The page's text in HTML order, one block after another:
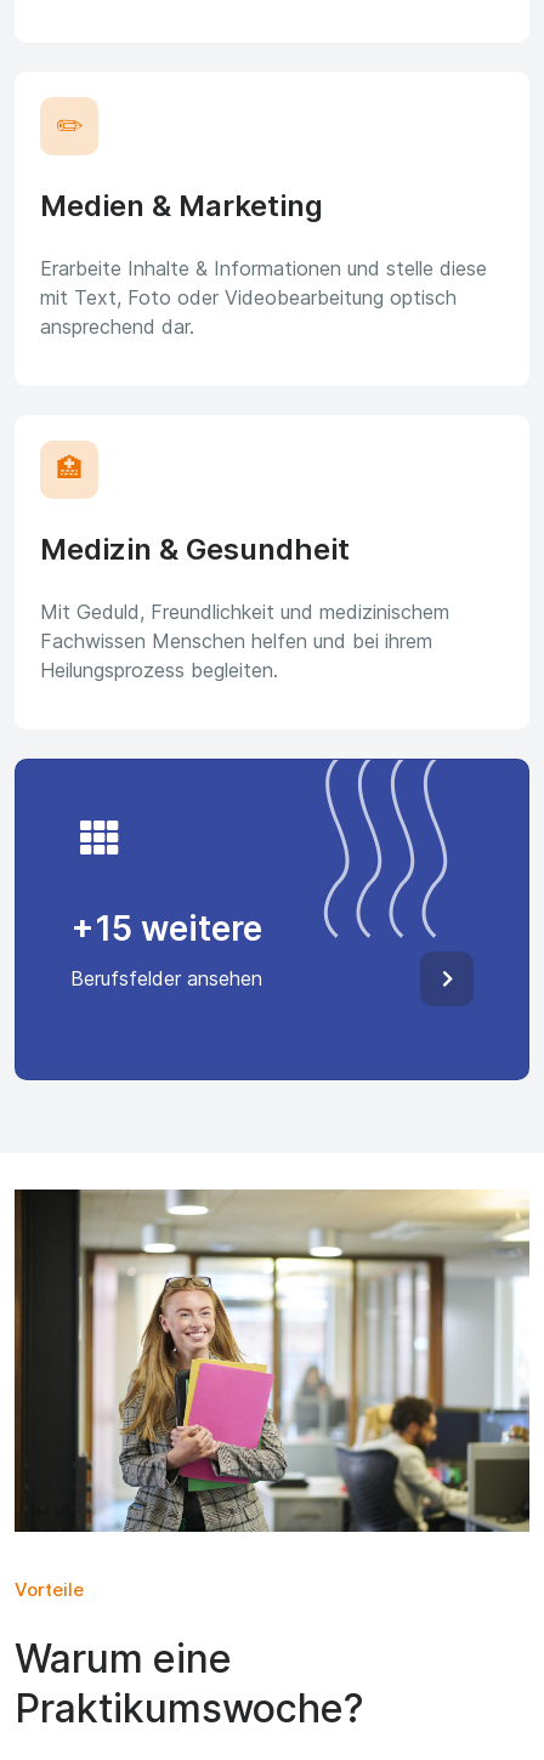
✏️
Medien & Marketing
Erarbeite Inhalte & Informationen und stelle diese
mit Text, Foto oder Videobearbeitung optisch
ansprechend dar.
🏥
Medizin & Gesundheit
Mit Geduld, Freundlichkeit und medizinischem
Fachwissen Menschen helfen und bei ihrem
Heilungsprozess begleiten.
+15 weitere
Berufsfelder ansehen
Vorteile
Warum eine
Praktikumswoche?